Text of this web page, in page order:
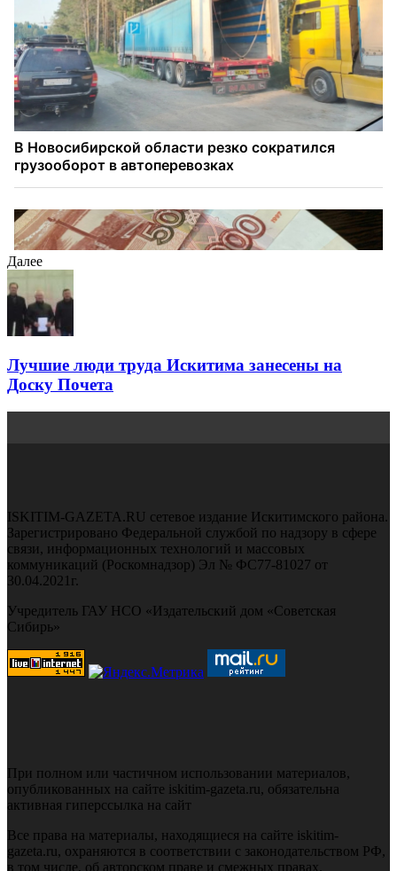
Далее
Лучшие люди труда Искитима занесены на
Доску Почета
ISKITIM-GAZETA.RU сетевое издание Искитимского района.
Зарегистрировано Федеральной службой по надзору в сфере
связи, информационных технологий и массовых
коммуникаций (Роскомнадзор) Эл № ФС77-81027 от
30.04.2021г.
Учредитель ГАУ НСО «Издательский дом «Советская
Сибирь»
При полном или частичном использовании материалов,
опубликованных на сайте iskitim-gazeta.ru, обязательна
активная гиперссылка на сайт
Все права на материалы, находящиеся на сайте iskitim-
gazeta.ru, охраняются в соответствии с законодательством РФ,
в том числе, об авторском праве и смежных правах.